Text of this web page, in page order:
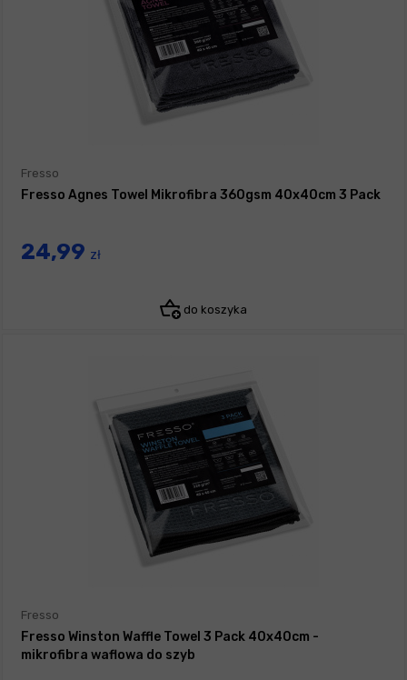
Fresso
Fresso Agnes Towel Mikrofibra 360gsm 40x40cm 3 Pack
24,99 zł
do koszyka
Fresso
Fresso Winston Waffle Towel 3 Pack 40x40cm -
mikrofibra waflowa do szyb